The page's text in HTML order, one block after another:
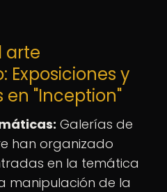
arte
y
en "Inception"
Galerías de
han organizado
en la temática
manipulación de la